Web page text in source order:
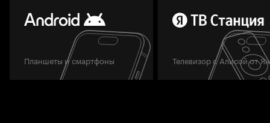
Планшеты и смартфоны Телевизор с Алисой от